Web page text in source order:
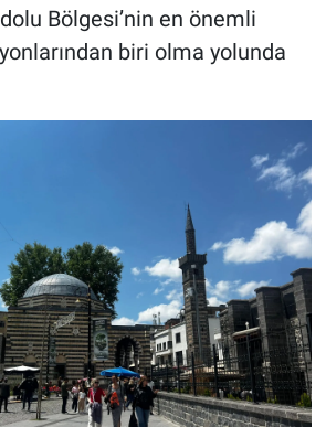
Bölgesi’nin en önemli
biri olma yolunda